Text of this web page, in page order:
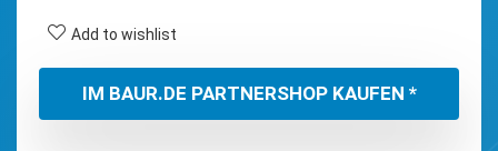
Add to wishlist
IM BAUR.DE PARTNERSHOP KAUFEN *